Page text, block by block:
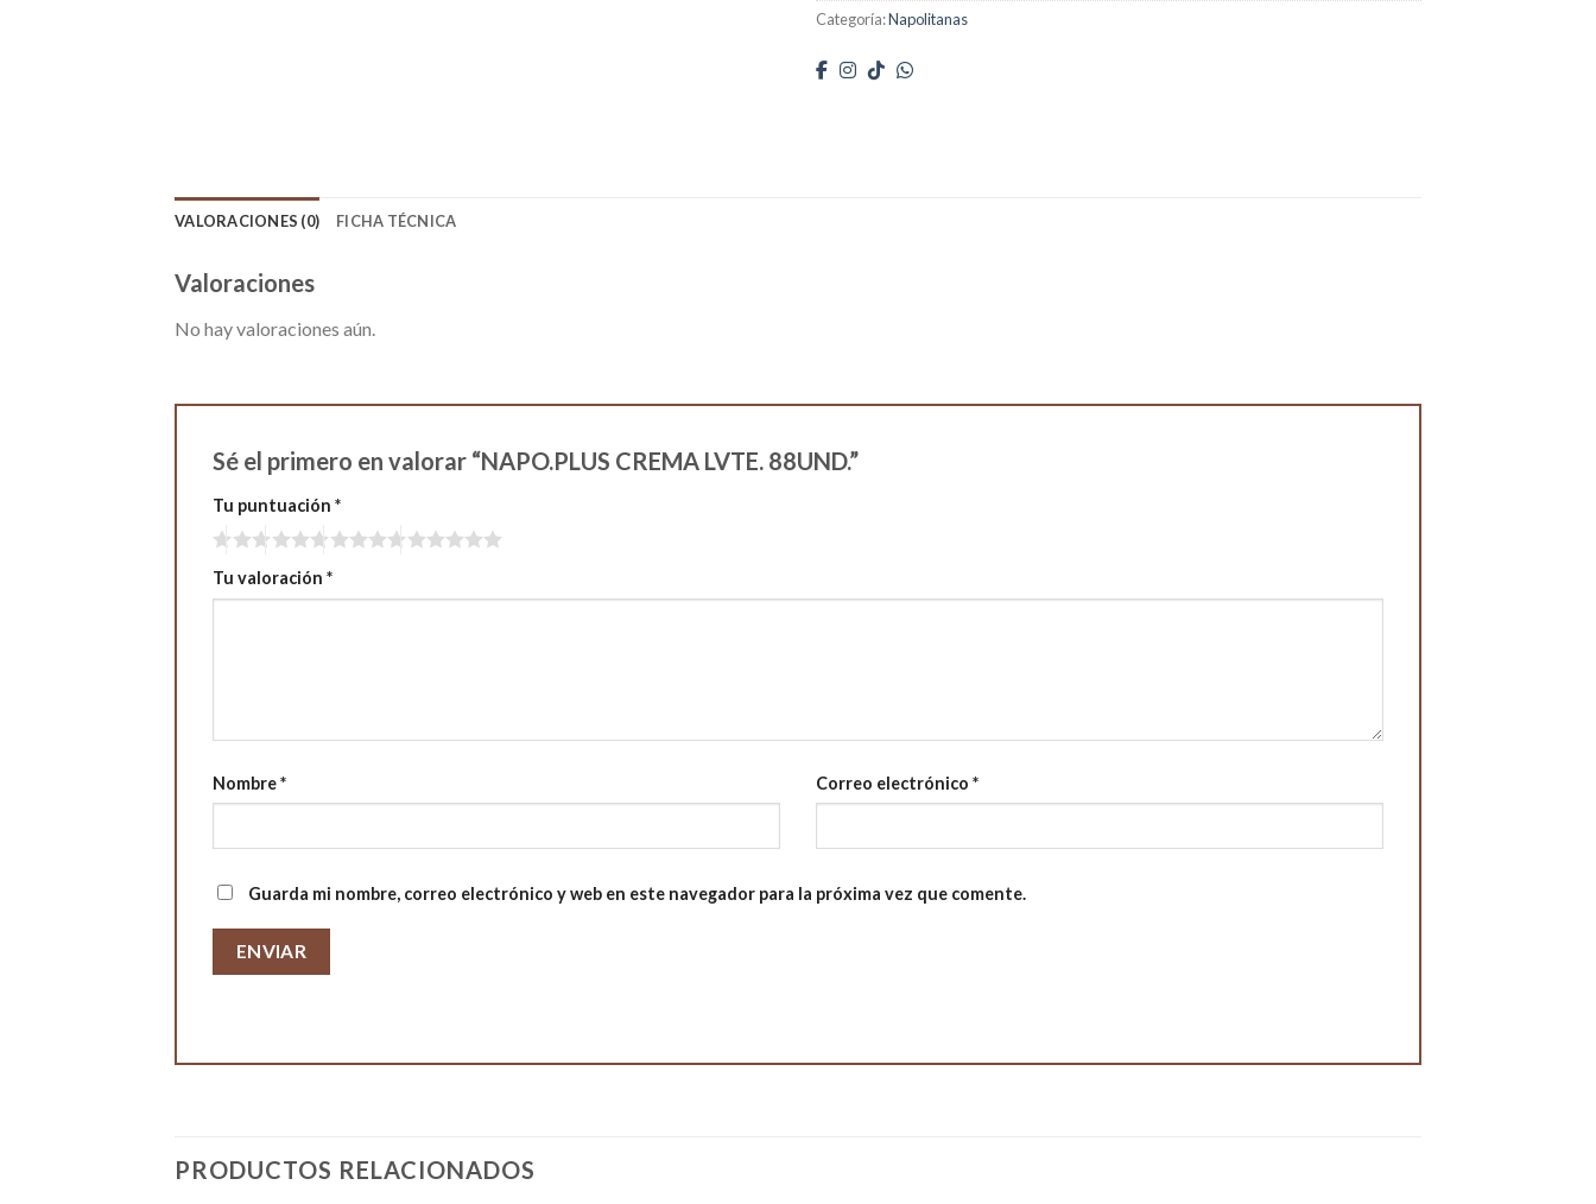
Categoría:Napolitanas
VALORACIONES (0) FICHA TÉCNICA
Valoraciones
No hay valoraciones aún.
Sé el primero en valorar “NAPO.PLUS CREMA LVTE. 88UND.”
Tu puntuación *
Tu valoración *
Nombre* Correo electrónico *
Guarda mi nombre, correo electrónico y web en este navegador para la próxima vez que comente.
PRODUCTOS RELACIONADOS